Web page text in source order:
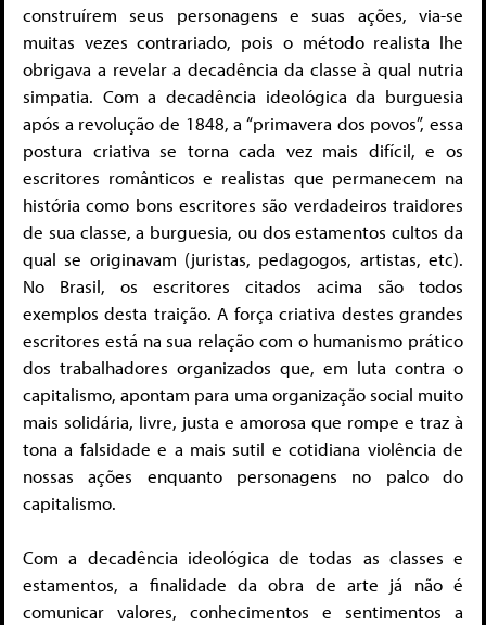
construírem seus personagens e suas ações, via-se
muitas vezes contrariado, pois o método realista lhe
obrigava a revelar a decadência da classe à qual nutria
simpatia. Com a decadência ideológica da burguesia
após a revolução de 1848, a “primavera dos povos”, essa
postura criativa se torna cada vez mais difícil, e os
escritores românticos e realistas que permanecem na
história como bons escritores são verdadeiros traidores
de sua classe, a burguesia, ou dos estamentos cultos da
qual se originavam (juristas, pedagogos, artistas, etc).
No Brasil, os escritores citados acima são todos
exemplos desta traição. A força criativa destes grandes
escritores está na sua relação com o humanismo prático
dos trabalhadores organizados que, em luta contra o
capitalismo, apontam para uma organização social muito
mais solidária, livre, justa e amorosa que rompe e traz à
tona a falsidade e a mais sutil e cotidiana violência de
nossas ações enquanto personagens no palco do
capitalismo.
Com a decadência ideológica de todas as classes e
estamentos, a finalidade da obra de arte já não é
comunicar valores, conhecimentos e sentimentos a